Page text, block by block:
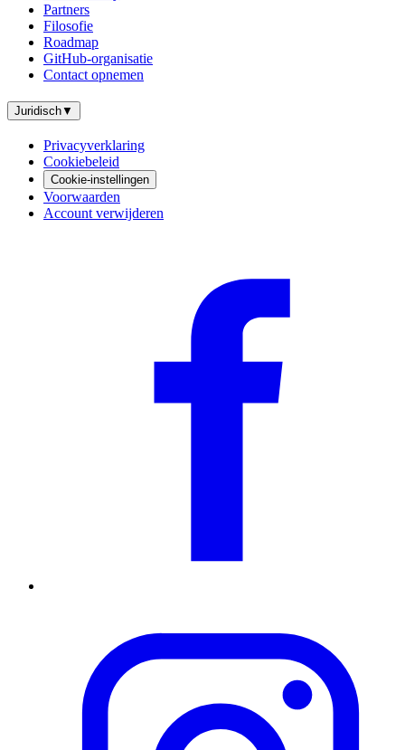
Partners
Filosofie
Roadmap
GitHub-organisatie
Contact opnemen
Juridisch▼
Privacyverklaring
Cookiebeleid
Cookie-instellingen
Voorwaarden
Account verwijderen